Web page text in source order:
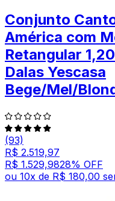
Conjunto
América com
Retangular
Dalas Yescasa
Bege/Mel/
(93)
R$ 2.519,97
R$ 1.529,9828% OFF
ou 10x de R$ 180,00